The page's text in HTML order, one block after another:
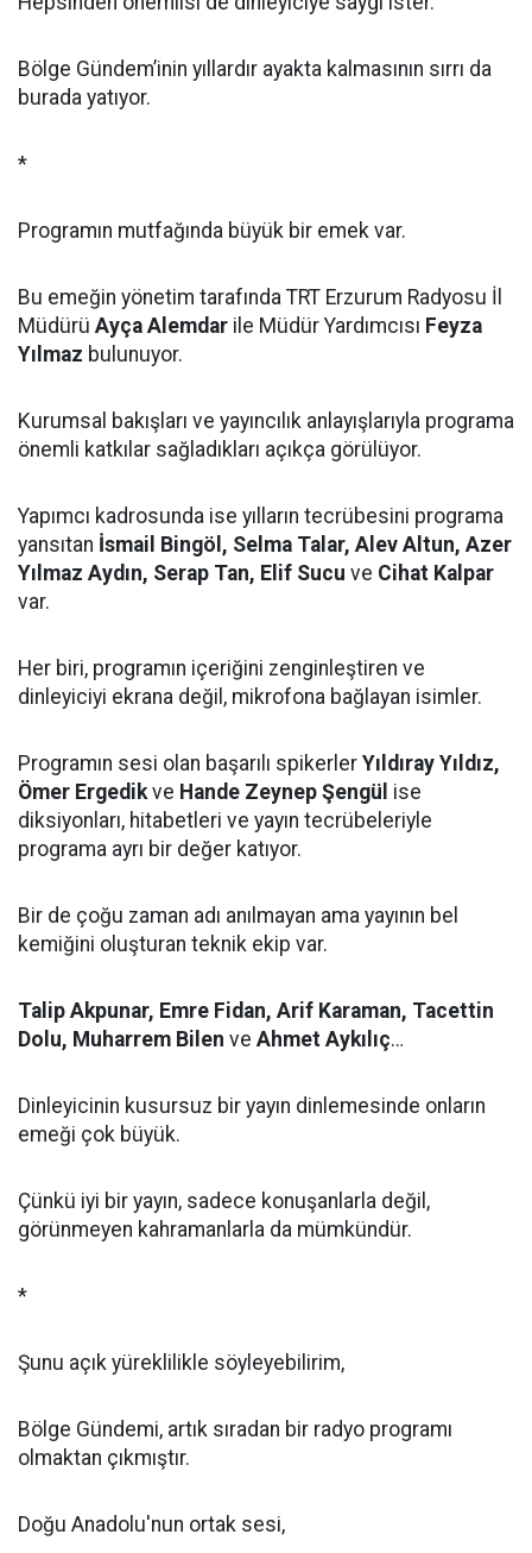
Bölge Gündem’inin yıllardır ayakta kalmasının sırrı da
burada yatıyor.
*
Programın mutfağında büyük bir emek var.
Bu emeğin yönetim tarafında TRT Erzurum Radyosu İl
Müdürü Ayça Alemdar ile Müdür Yardımcısı Feyza
Yılmaz bulunuyor.
Kurumsal bakışları ve yayıncılık anlayışlarıyla programa
önemli katkılar sağladıkları açıkça görülüyor.
Yapımcı kadrosunda ise yılların tecrübesini programa
yansıtan İsmail Bingöl, Selma Talar, Alev Altun, Azer
Yılmaz Aydın, Serap Tan, Elif Sucu ve Cihat Kalpar
var.
Her biri, programın içeriğini zenginleştiren ve
dinleyiciyi ekrana değil, mikrofona bağlayan isimler.
Programın sesi olan başarılı spikerler Yıldıray Yıldız,
Ömer Ergedikve Hande Zeynep Şengül ise
diksiyonları, hitabetleri ve yayın tecrübeleriyle
programa ayrı bir değer katıyor.
Bir de çoğu zaman adı anılmayan ama yayının bel
kemiğini oluşturan teknik ekip var.
Talip Akpunar, Emre Fidan, Arif Karaman, Tacettin
Dolu, Muharrem Bilen ve Ahmet Aykılıç…
Dinleyicinin kusursuz bir yayın dinlemesinde onların
emeği çok büyük.
Çünkü iyi bir yayın, sadece konuşanlarla değil,
görünmeyen kahramanlarla da mümkündür.
*
Şunu açık yüreklilikle söyleyebilirim,
Bölge Gündemi, artık sıradan bir radyo programı
olmaktan çıkmıştır.
Doğu Anadolu'nun ortak sesi,